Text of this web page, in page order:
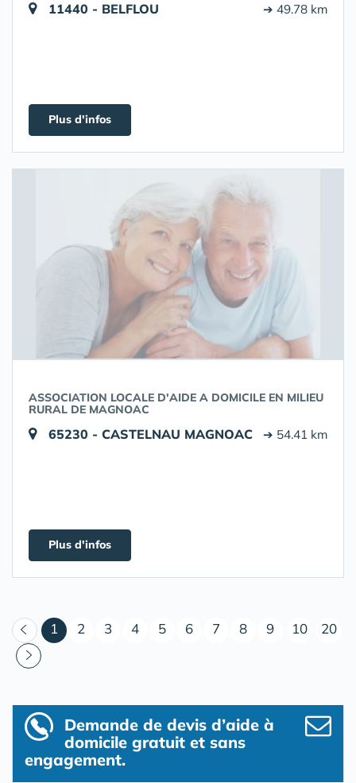
11440 - BELFLOU ➔ 49.78 km
Plus d'infos
ASSOCIATION LOCALE D'AIDE A DOMICILE EN MILIEU
RURAL DE MAGNOAC
65230 - CASTELNAU MAGNOAC ➔ 54.41 km
Plus d'infos
1 (courant)
2 3 4 5 6 7 8 9 10 20
Demande de devis d’aide à
domicile gratuit et sans
engagement.